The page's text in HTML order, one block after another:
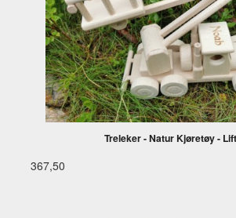
Treleker - Natur Kjøretøy -
367,50